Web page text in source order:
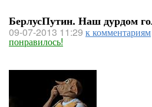
БерлусПутин. Наш дурдом
09-07-2013 11:29 к комментариям
понравилось!